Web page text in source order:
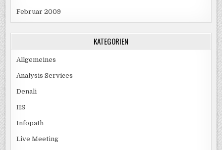
Februar 2009
KATEGORIEN
Allgemeines
Analysis Services
Denali
IIS
Infopath
Live Meeting